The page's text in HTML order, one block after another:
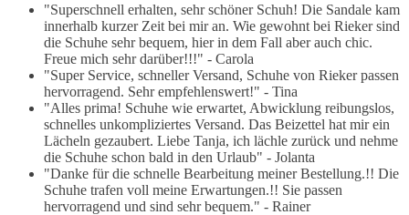
"Superschnell erhalten, sehr schöner Schuh! Die Sandale kam
innerhalb kurzer Zeit bei mir an. Wie gewohnt bei Rieker sind
die Schuhe sehr bequem, hier in dem Fall aber auch chic.
Freue mich sehr darüber!!!" - Carola
"Super Service, schneller Versand, Schuhe von Rieker passen
hervorragend. Sehr empfehlenswert!" - Tina
"Alles prima! Schuhe wie erwartet, Abwicklung reibungslos,
schnelles unkompliziertes Versand. Das Beizettel hat mir ein
Lächeln gezaubert. Liebe Tanja, ich lächle zurück und nehme
die Schuhe schon bald in den Urlaub" - Jolanta
"Danke für die schnelle Bearbeitung meiner Bestellung.!! Die
Schuhe trafen voll meine Erwartungen.!! Sie passen
hervorragend und sind sehr bequem." - Rainer